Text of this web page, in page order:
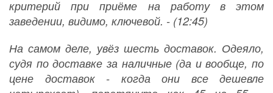
критерий при приёме на работу в этом
заведении, видимо, ключевой. - (12:45)
На самом деле, увёз шесть доставок. Одеяло,
судя по доставке за наличные (да и вообще, по
цене доставок - когда они все дешевле